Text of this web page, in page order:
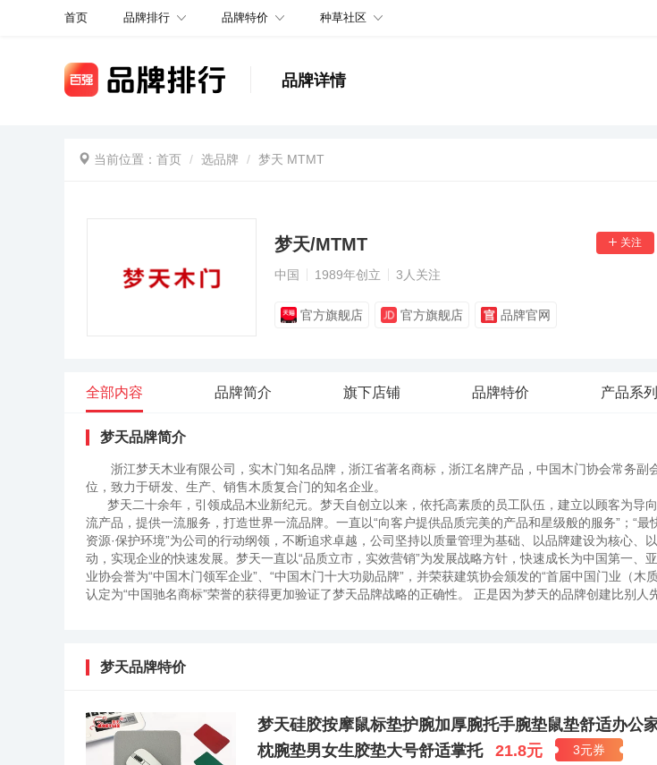
首页 品牌排行 品牌特价 种草社区
品牌详情
当前位置： 首页 选品牌 梦天 MTMT
梦天/MTMT
中国 1989年创立 3 人关注
官方旗舰店 官方旗舰店 品牌官网
全部内容 品牌简介 旗下店铺 品牌特价 产品系列
梦天品牌简介
浙江梦天木业有限公司，实木门知名品牌，浙江省著名商标，浙江名牌产品，中国木门协会常务副
位，致力于研发、生产、销售木质复合门的知名企业。
梦天二十余年，引领成品木业新纪元。梦天自创立以来，依托高素质的员工队伍，建立以顾客为导
流产品，提供一流服务，打造世界一流品牌。一直以“向客户提供品质完美的产品和星级般的服务”；“最
资源·保护环境”为公司的行动纲领，不断追求卓越，公司坚持以质量管理为基础、以品牌建设为核心、
动，实现企业的快速发展。梦天一直以“品质立市，实效营销”为发展战略方针，快速成长为中国第一、
业协会誉为“中国木门领军企业”、“中国木门十大功勋品牌”，并荣获建筑协会颁发的“首届中国门业（木
认定为“中国驰名商标”荣誉的获得更加验证了梦天品牌战略的正确性。 正是因为梦天的品牌创建比别人
实木复合门的生产能力。是国内最早一家致力于研发、生产、销售木质复合门的知名企业。为了进一步
不断追求卓越，公司坚持以质量管理为基础、以品牌建设为核心、以设计研发为先导、以市场拓展为驱
年努力，现已与世界最大的木门营销企业Wolseley、NCC、Masonite、OREPAC、家得宝公司等建立紧
市建立了200多家专卖店，并已与恒大地产、万科地产等中国著名房地产企业建立了战略合作伙伴关系
梦天品牌特价
梦天硅胶按摩鼠标垫护腕加厚腕托手腕垫鼠垫舒适办公
枕腕垫男女生胶垫大号舒适掌托
21.8元 3元券